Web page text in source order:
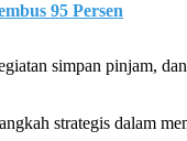
95 Persen
simpan pinjam,
strategis dalam